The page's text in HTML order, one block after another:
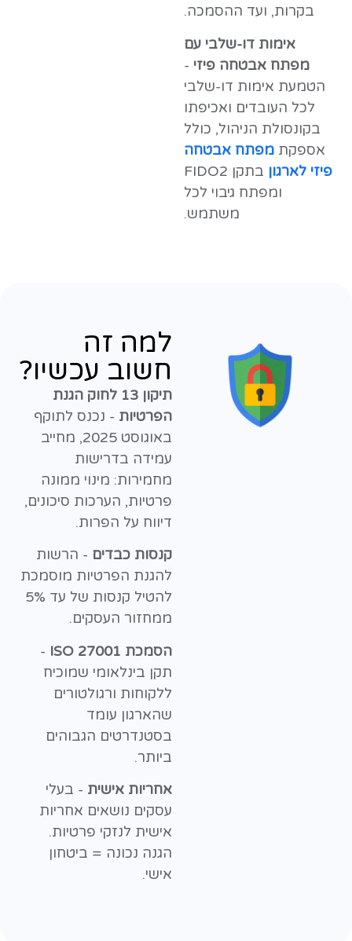
בקרות, ועד ההסמכה.
אימות דו-שלבי עם
מפתח אבטחה פיזי -
הטמעת אימות דו-שלבי
לכל העובדים ואכיפתו
בקונסולת הניהול, כולל
אספקת מפתח אבטחה
פיזי לארגון
בתקן FIDO2
ומפתח גיבוי לכל
משתמש.
למה זה
חשוב עכשיו?
תיקון 13 לחוק הגנת
הפרטיות - נכנס לתוקף
באוגוסט 2025, מחייב
עמידה בדרישות
מחמירות: מינוי ממונה
פרטיות, הערכות סיכונים,
דיווח על הפרות.
קנסות כבדים - הרשות
להגנת הפרטיות מוסמכת
להטיל קנסות של עד 5%
ממחזור העסקים.
הסמכת ISO 27001
-
תקן בינלאומי שמוכיח
ללקוחות ורגולטורים
שהארגון עומד
בסטנדרטים הגבוהים
ביותר.
אחריות אישית - בעלי
עסקים נושאים אחריות
אישית לנזקי פרטיות.
הגנה נכונה = ביטחון
אישי.